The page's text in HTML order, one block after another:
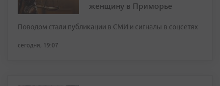
женщину в Приморье
Поводом стали публикации в СМИ и сигналы в соцсетях
сегодня, 19:07